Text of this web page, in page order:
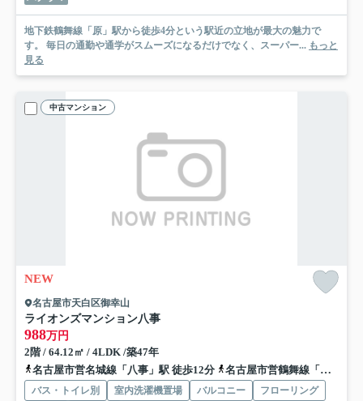
地下鉄鶴舞線「原」駅から徒歩4分という駅近の立地が最大の魅力で
す。 毎日の通勤や通学がスムーズになるだけでなく、スーパー... もっと
見る
中古マンション
NEW
名古屋市天白区御幸山
ライオンズマンション八事
988万円
2階 / 64.12㎡ / 4LDK /築47年
名古屋市営名城線「八事」駅 徒歩12分
名古屋市営鶴舞線「塩釜口」駅 徒歩13分
バス・トイレ別 室内洗濯機置場 バルコニー
フローリング